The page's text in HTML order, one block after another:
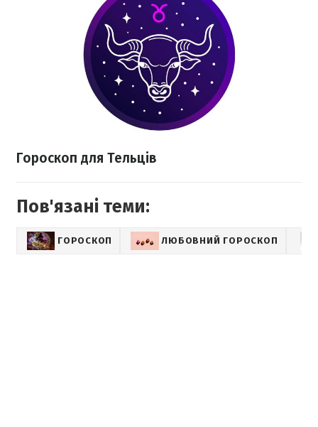
Гороскоп для Тельців
Пов'язані теми:
ГОРОСКОП ЛЮБОВНИЙ ГОРОСКОП